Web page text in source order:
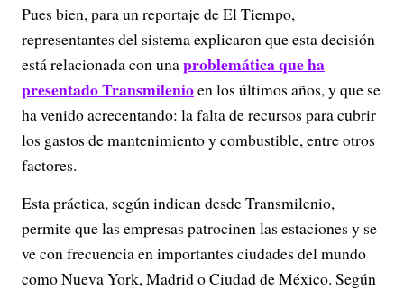
Pues bien, para un reportaje de El Tiempo,
representantes del sistema explicaron que esta decisión
está relacionada con unaproblemática que ha
presentado Transmilenioen los últimos años, y que se
ha venido acrecentando: la falta de recursos para cubrir
los gastos de mantenimiento y combustible, entre otros
factores.
Esta práctica, según indican desde Transmilenio,
permite que las empresas patrocinen las estaciones y se
ve con frecuencia en importantes ciudades del mundo
como Nueva York, Madrid o Ciudad de México. Según